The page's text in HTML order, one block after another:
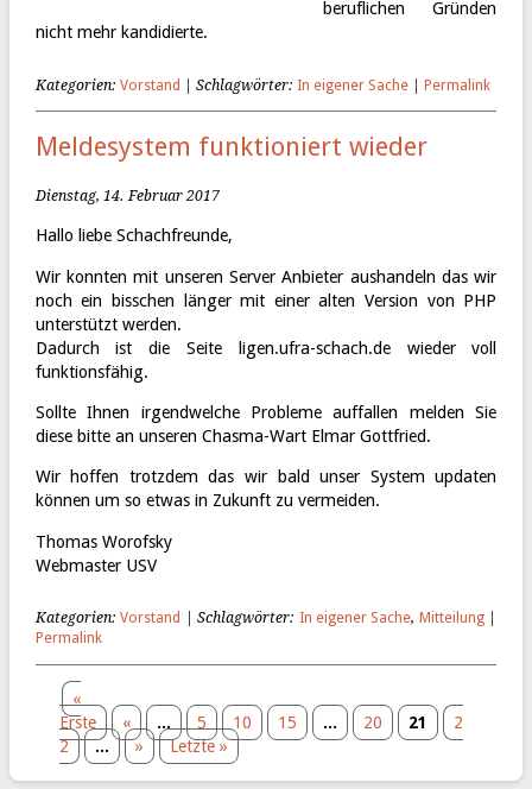
beruflichen Gründen
nicht mehr kandidierte.
Kategorien: Vorstand | Schlagwörter: In eigener Sache| Permalink
Meldesystem funktioniert wieder
Dienstag, 14. Februar 2017
Hallo liebe Schachfreunde,
Wir konnten mit unseren Server Anbieter aushandeln das wir
noch ein bisschen länger mit einer alten Version von PHP
unterstützt werden.
Dadurch ist die Seite ligen.ufra-schach.de wieder voll
funktionsfähig.
Sollte Ihnen irgendwelche Probleme auffallen melden Sie
diese bitte an unseren Chasma-Wart Elmar Gottfried.
Wir hoffen trotzdem das wir bald unser System updaten
können um so etwas in Zukunft zu vermeiden.
Thomas Worofsky
Webmaster USV
Kategorien:Vorstand | Schlagwörter: In eigener Sache, Mitteilung|
Permalink
«
Erste
« ... 5 10 15 ... 20 21
2
2
... » Letzte »